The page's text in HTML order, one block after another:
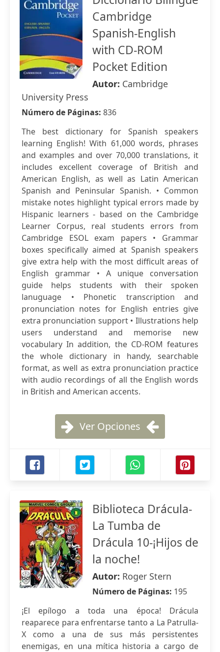
Cambridge
Spanish-English
with CD-ROM
Pocket Edition
Autor: Cambridge
University Press
Número de Páginas: 836
The best dictionary for Spanish speakers
learning English! With 61,000 words, phrases
and examples and over 70,000 translations, it
includes excellent coverage of British and
American English, as well as Latin American
Spanish and Peninsular Spanish. • Common
mistake notes highlight typical errors made by
Hispanic learners - based on the Cambridge
Learner Corpus, real students errors from
Cambridge ESOL exam papers • Grammar
boxes specifically aimed at Spanish speakers
give extra help with the most difficult areas of
English grammar • A unique conversation
guide helps students with their spoken
lanuguage • Phonetic transcription and
pronunciation notes for English entries give
extra pronunciation support • Illustrations help
users understand and memorise new
vocabulary In addition, the CD-ROM features
the whole dictionary in handy, searchable
format, as well as extra pronunciation practice
with audio recordings of all the English words
in British and American accents.
Ver Opciones
Biblioteca Drácula-
La Tumba de
Drácula 10-¡Hijos de
la noche!
Autor: Roger Stern
Número de Páginas: 195
¡El epílogo a toda una época! Drácula
reaparece para enfrentarse tanto a La Patrulla-
X como a una de sus más persistentes
enemigas, en una mítica historia a cargo de